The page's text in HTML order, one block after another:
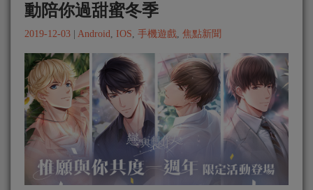
動陪你過甜蜜冬季
2019-12-03 Android IOS 手機遊戲 焦點新聞